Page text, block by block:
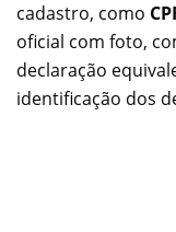
cadastro, como
oficial com foto,
declaração
identificação dos